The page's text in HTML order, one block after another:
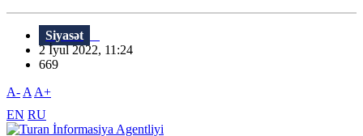
Siyasət
2 İyul 2022, 11:24
669
A- A A+
EN RU